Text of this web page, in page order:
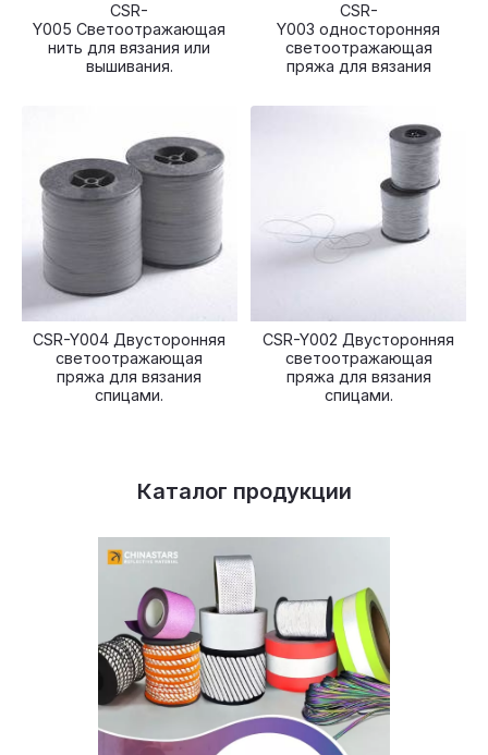
CSR-
Y005 Светоотражающая
нить для вязания или
вышивания.
CSR-
Y003 односторонняя
светоотражающая
пряжа для вязания
CSR-Y004 Двусторонняя
светоотражающая
пряжа для вязания
спицами.
CSR-Y002 Двусторонняя
светоотражающая
пряжа для вязания
спицами.
Каталог продукции